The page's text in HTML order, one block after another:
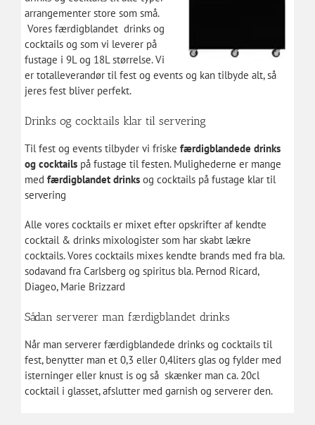
arrangementer store som små.
Vores færdigblandet drinks og
cocktails og som vi leverer på
fustage i 9L og 18L størrelse. Vi
er totalleverandør til fest og events og kan tilbyde alt, så
jeres fest bliver perfekt.
Drinks og cocktails klar til servering
Til fest og events tilbyder vi friske færdigblandede drinks
og cocktailspå fustage til festen. Mulighederne er mange
med færdigblandet drinksog cocktails på fustage klar til
servering
Alle vores cocktails er mixet efter opskrifter af kendte
cocktail & drinks mixologister som har skabt lækre
cocktails. Vores cocktails mixes kendte brands med fra bla.
sodavand fra Carlsberg og spiritus bla. Pernod Ricard,
Diageo, Marie Brizzard
Sådan serverer man færdigblandet drinks
Når man serverer færdigblandede drinks og cocktails til
fest, benytter man et 0,3 eller 0,4liters glas og fylder med
isterninger eller knust is og så skænker man ca. 20cl
cocktail i glasset, afslutter med garnish og serverer den.